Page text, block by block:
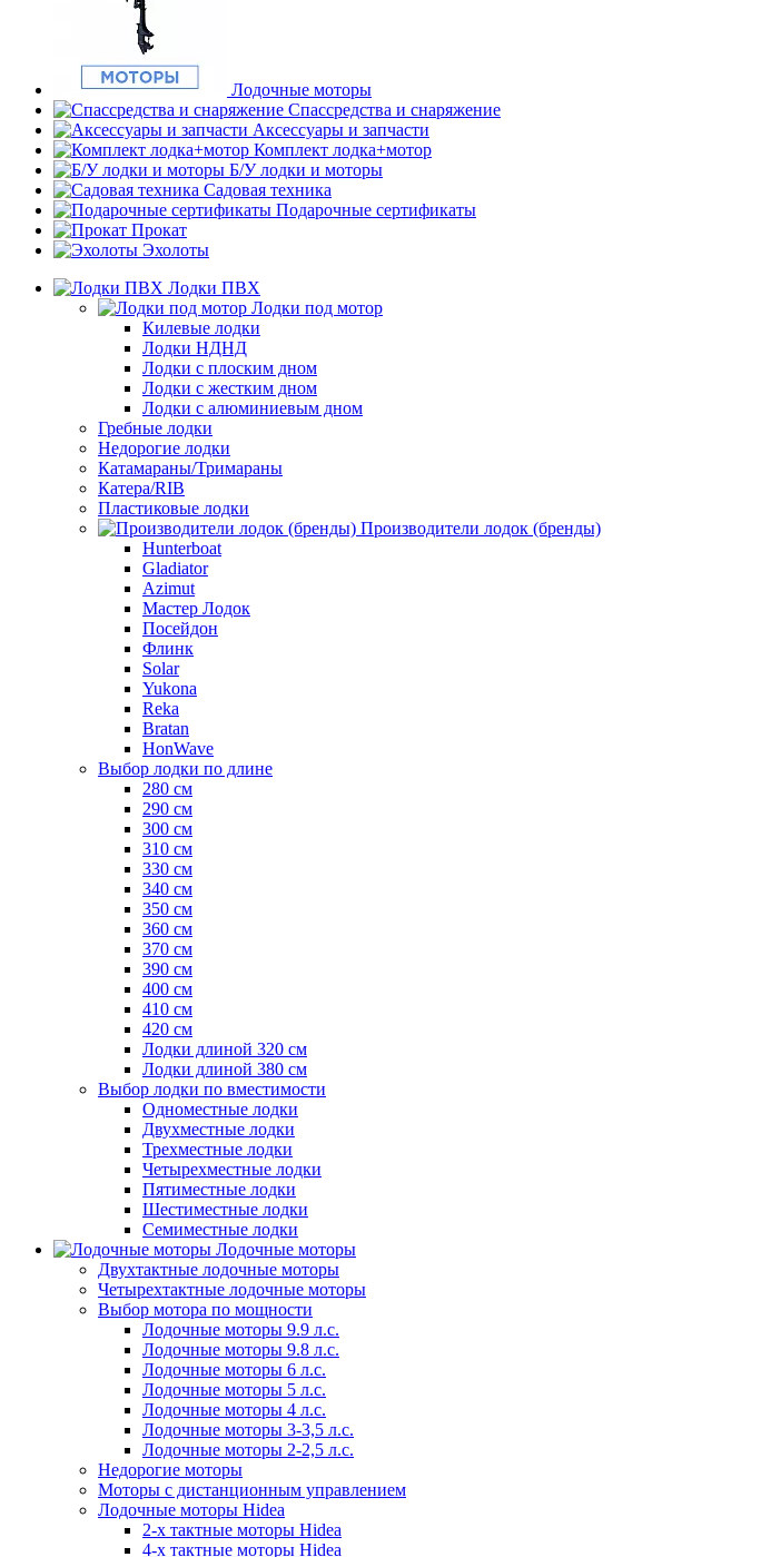
Лодочные моторы
Спассредства и снаряжение
Аксессуары и запчасти
Комплект лодка+мотор
Б/У лодки и моторы
Садовая техника
Подарочные сертификаты
Прокат
Эхолоты
Лодки ПВХ
Лодки под мотор
Килевые лодки
Лодки НДНД
Лодки с плоским дном
Лодки с жестким дном
Лодки с алюминиевым дном
Гребные лодки
Недорогие лодки
Катамараны/Тримараны
Катера/RIB
Пластиковые лодки
Производители лодок (бренды)
Hunterboat
Gladiator
Azimut
Мастер Лодок
Посейдон
Флинк
Solar
Yukona
Reka
Bratan
HonWave
Выбор лодки по длине
280 см
290 см
300 см
310 см
330 см
340 см
350 см
360 см
370 см
390 см
400 см
410 см
420 см
Лодки длиной 320 см
Лодки длиной 380 см
Выбор лодки по вместимости
Одноместные лодки
Двухместные лодки
Трехместные лодки
Четырехместные лодки
Пятиместные лодки
Шестиместные лодки
Семиместные лодки
Лодочные моторы
Двухтактные лодочные моторы
Четырехтактные лодочные моторы
Выбор мотора по мощности
Лодочные моторы 9.9 л.с.
Лодочные моторы 9.8 л.с.
Лодочные моторы 6 л.с.
Лодочные моторы 5 л.с.
Лодочные моторы 4 л.с.
Лодочные моторы 3-3,5 л.с.
Лодочные моторы 2-2,5 л.с.
Недорогие моторы
Моторы с дистанционным управлением
Лодочные моторы Hidea
2-х тактные моторы Hidea
4-х тактные моторы Hidea